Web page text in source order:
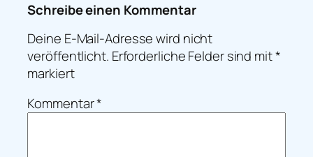
Schreibe einen Kommentar
Deine E-Mail-Adresse wird nicht
veröffentlicht. Erforderliche Felder sind mit*
markiert
Kommentar*